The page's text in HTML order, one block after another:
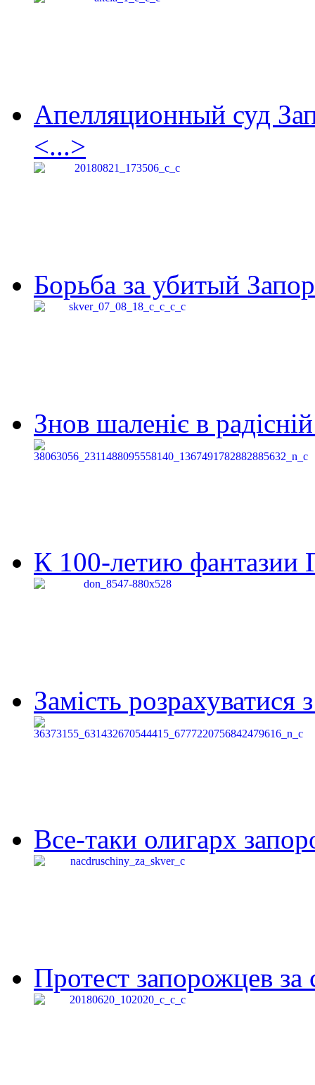
Апелляционный суд
<...>
Борьба за убитый
Знов шаленіє в
К 100-летию фантазии
Замість
Все-таки олигарх
Протест запорожцев за